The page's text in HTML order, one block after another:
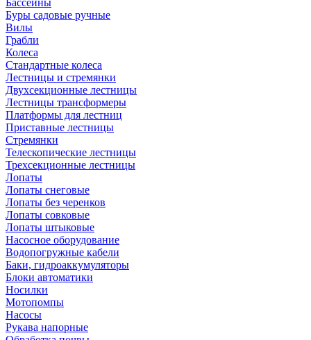
Бассейны
Буры садовые ручные
Вилы
Грабли
Колеса
Стандартные колеса
Лестницы и стремянки
Двухсекционные лестницы
Лестницы трансформеры
Платформы для лестниц
Приставные лестницы
Стремянки
Телескопические лестницы
Трехсекционные лестницы
Лопаты
Лопаты снеговые
Лопаты без черенков
Лопаты совковые
Лопаты штыковые
Насосное оборудование
Водопогружные кабели
Баки, гидроаккумуляторы
Блоки автоматики
Носилки
Мотопомпы
Насосы
Рукава напорные